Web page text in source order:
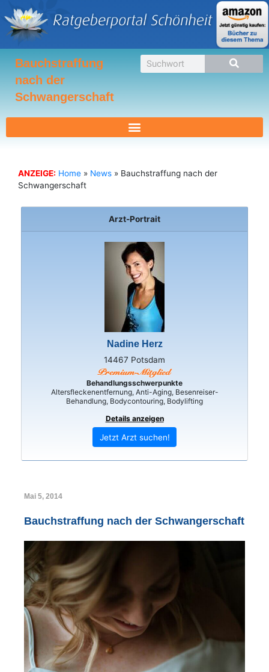
Inhalt
springen
Bauchstraffung
nach der
Schwangerschaft
Suche
ANZEIGE: Home » News » Bauchstraffung nach der
Schwangerschaft
Arzt-Portrait
Nadine Herz
14467 Potsdam
Behandlungsschwerpunkte
Altersfleckenentfernung, Anti-Aging, Besenreiser-
Behandlung, Bodycontouring, Bodylifting
Details anzeigen
Jetzt Arzt suchen!
Mai 5, 2014
Bauchstraffung nach der Schwangerschaft